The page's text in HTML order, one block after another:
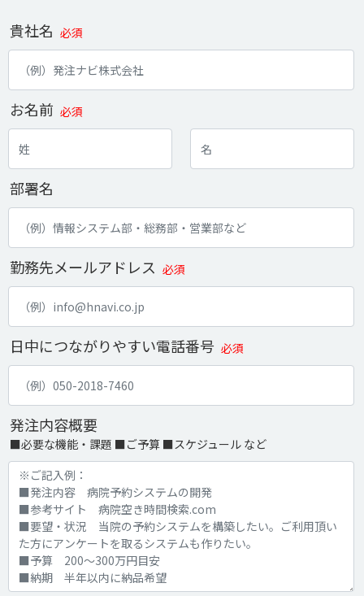
貴社名 必須
お名前 必須
部署名
勤務先メールアドレス 必須
日中につながりやすい電話番号 必須
発注内容概要
■必要な機能・課題 ■ご予算 ■スケジュール など